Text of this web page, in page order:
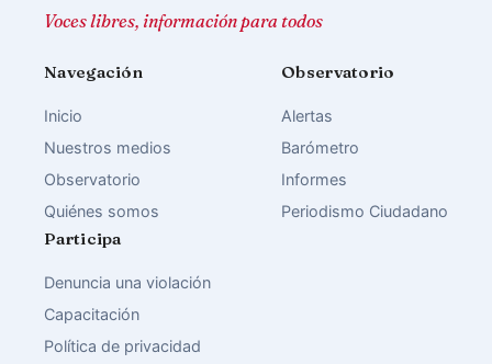
Voces libres, información para todos
Navegación
Inicio
Nuestros medios
Observatorio
Quiénes somos
Observatorio
Alertas
Barómetro
Informes
Periodismo Ciudadano
Participa
Denuncia una violación
Capacitación
Política de privacidad